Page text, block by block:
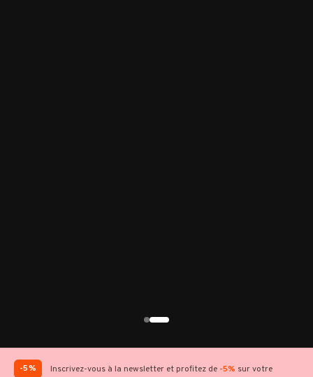
-5% Inscrivez-vous à la newsletter et profitez de -5% sur votre